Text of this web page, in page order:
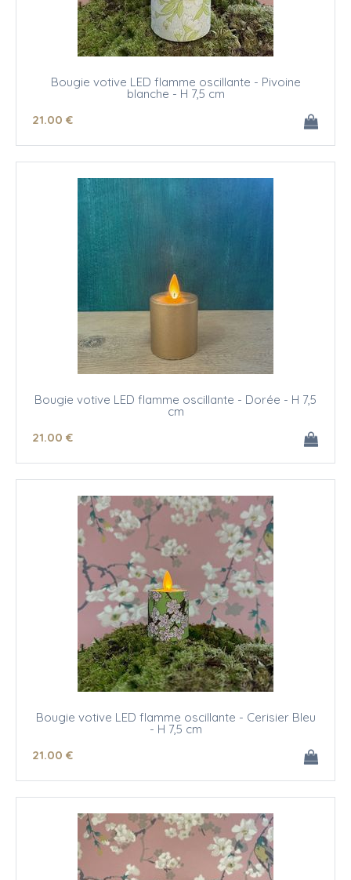
Bougie votive LED flamme oscillante - Pivoine
blanche - H 7,5 cm
21.00 €
Bougie votive LED flamme oscillante - Dorée - H 7,5
cm
21.00 €
Bougie votive LED flamme oscillante - Cerisier Bleu
- H 7,5 cm
21.00 €